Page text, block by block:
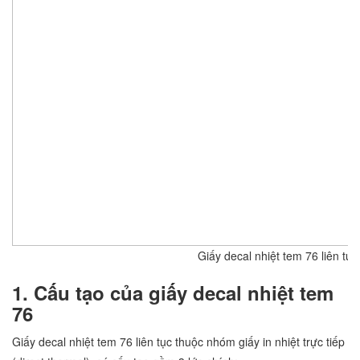
Giấy decal nhiệt tem 76 liên tục
1. Cấu tạo của giấy decal nhiệt tem
76
Giấy decal nhiệt tem 76 liên tục thuộc nhóm giấy in nhiệt trực tiếp